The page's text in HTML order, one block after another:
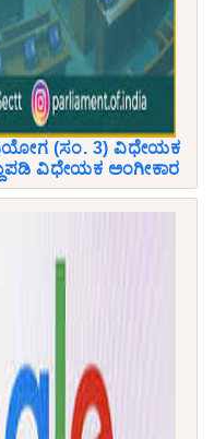
(ಸಂ. 3) ವಿಧೇಯಕ
ವಿಧೇಯಕ ಅಂಗೀಕಾರ